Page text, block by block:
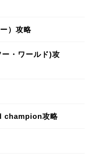
）攻略
・ワールド)攻
champion攻略